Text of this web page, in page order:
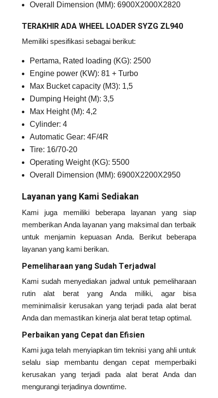
Overall Dimension (MM): 6900X2000X2820
TERAKHIR ADA WHEEL LOADER SYZG ZL940
Memiliki spesifikasi sebagai berikut:
Pertama, Rated loading (KG): 2500
Engine power (KW): 81 + Turbo
Max Bucket capacity (M3): 1,5
Dumping Height (M): 3,5
Max Height (M): 4,2
Cylinder: 4
Automatic Gear: 4F/4R
Tire: 16/70-20
Operating Weight (KG): 5500
Overall Dimension (MM): 6900X2200X2950
Layanan yang Kami Sediakan
Kami juga memiliki beberapa layanan yang siap
memberikan Anda layanan yang maksimal dan terbaik
untuk menjamin kepuasan Anda. Berikut beberapa
layanan yang kami berikan.
Pemeliharaan yang Sudah Terjadwal
Kami sudah menyediakan jadwal untuk pemeliharaan
rutin alat berat yang Anda miliki, agar bisa
meminimalisir kerusakan yang terjadi pada alat berat
Anda dan memastikan kinerja alat berat tetap optimal.
Perbaikan yang Cepat dan Efisien
Kami juga telah menyiapkan tim teknisi yang ahli untuk
selalu siap membantu dengan cepat memperbaiki
kerusakan yang terjadi pada alat berat Anda dan
mengurangi terjadinya downtime.